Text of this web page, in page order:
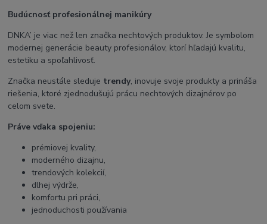
Budúcnosť profesionálnej manikúry
DNKA’ je viac než len značka nechtových produktov. Je symbolom
modernej generácie beauty profesionálov, ktorí hľadajú kvalitu,
estetiku a spoľahlivosť.
Značka neustále sleduje trendy, inovuje svoje produkty a prináša
riešenia, ktoré zjednodušujú prácu nechtových dizajnérov po
celom svete.
Práve vďaka spojeniu:
prémiovej kvality,
moderného dizajnu,
trendových kolekcií,
dlhej výdrže,
komfortu pri práci,
jednoduchosti používania